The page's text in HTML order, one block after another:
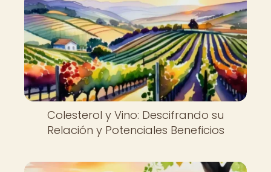
Colesterol y Vino: Descifrando su
Relación y Potenciales Beneficios